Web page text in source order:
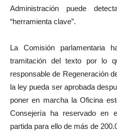
Administración puede
“herramienta clave”.
La Comisión parlamentaria
tramitación del texto por lo
responsable de Regeneración
la ley pueda ser aprobada
poner en marcha la Oficina
Consejería ha reservado en
partida para ello de más de